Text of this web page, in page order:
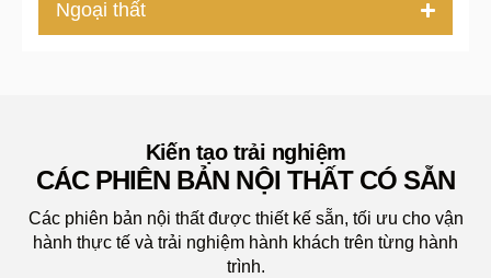
Ngoại thất
Kiến tạo trải nghiệm
CÁC PHIÊN BẢN NỘI THẤT CÓ SẴN
Các phiên bản nội thất được thiết kế sẵn, tối ưu cho vận
hành thực tế và trải nghiệm hành khách trên từng hành
trình.